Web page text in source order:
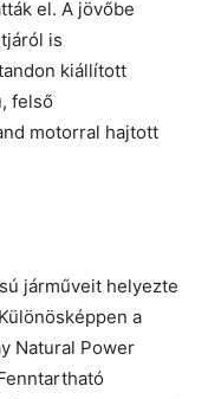
el. A jövőbe
is
kiállított
felső
motorral hajtott
járműveit helyezte
a
Natural Power